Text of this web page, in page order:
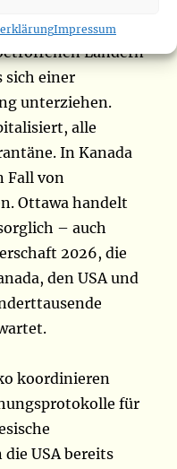
Impressum
Ländern
sich einer
unterziehen.
alle
In Kanada
Fall von
Ottawa handelt
– auch
2026, die
den USA und
koordinieren
für
USA bereits